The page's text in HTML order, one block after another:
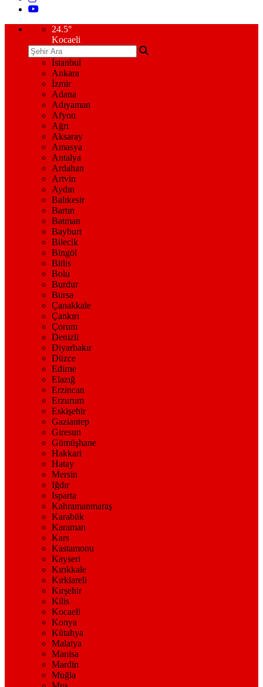
24.5°
Kocaeli
İstanbul
Ankara
İzmir
Adana
Adıyaman
Afyon
Ağrı
Aksaray
Amasya
Antalya
Ardahan
Artvin
Aydın
Balıkesir
Bartın
Batman
Bayburt
Bilecik
Bingöl
Bitlis
Bolu
Burdur
Bursa
Çanakkale
Çankırı
Çorum
Denizli
Diyarbakır
Düzce
Edirne
Elazığ
Erzincan
Erzurum
Eskişehir
Gaziantep
Giresun
Gümüşhane
Hakkari
Hatay
Mersin
Iğdır
Isparta
Kahramanmaraş
Karabük
Karaman
Kars
Kastamonu
Kayseri
Kırıkkale
Kırklareli
Kırşehir
Kilis
Kocaeli
Konya
Kütahya
Malatya
Manisa
Mardin
Muğla